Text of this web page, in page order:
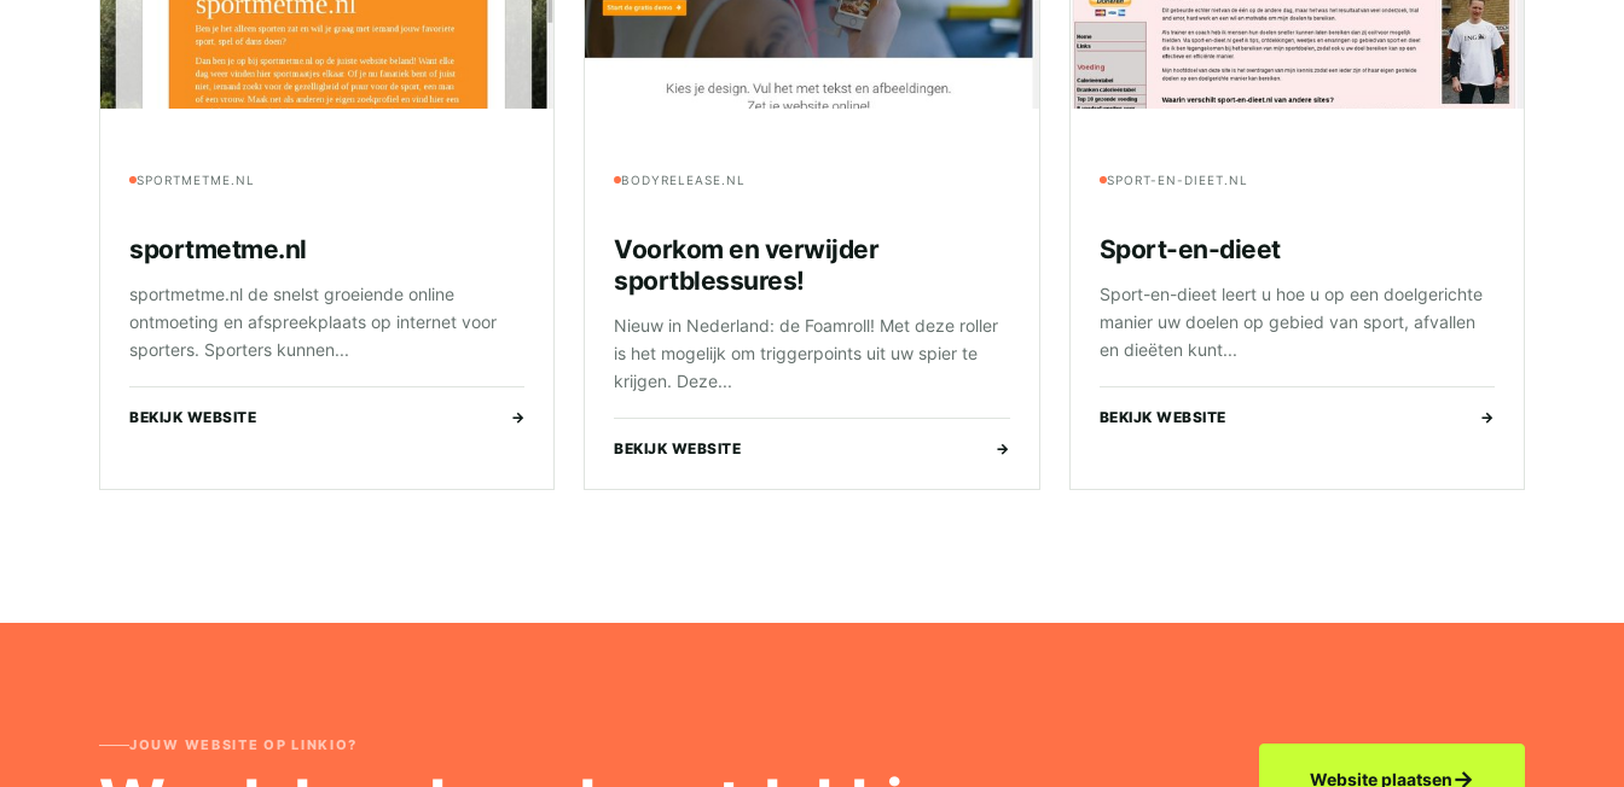
SPORTMETME.NL
sportmetme.nl
sportmetme.nl de snelst groeiende online
ontmoeting en afspreekplaats op internet voor
sporters. Sporters kunnen...
BEKIJK WEBSITE →
BODYRELEASE.NL
Voorkom en verwijder
sportblessures!
Nieuw in Nederland: de Foamroll! Met deze roller
is het mogelijk om triggerpoints uit uw spier te
krijgen. Deze...
BEKIJK WEBSITE →
SPORT-EN-DIEET.NL
Sport-en-dieet
Sport-en-dieet leert u hoe u op een doelgerichte
manier uw doelen op gebied van sport, afvallen
en dieëten kunt...
BEKIJK WEBSITE →
JOUW WEBSITE OP LINKIO?
Website plaatsen→